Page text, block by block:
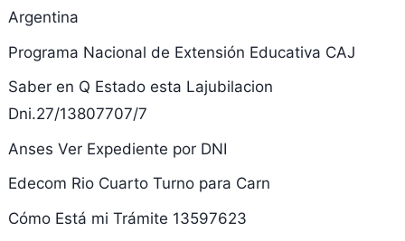
Argentina
Programa Nacional de Extensión Educativa CAJ
Saber en Q Estado esta Lajubilacion
Dni.27/13807707/7
Anses Ver Expediente por DNI
Edecom Rio Cuarto Turno para Carn
Cómo Está mi Trámite 13597623